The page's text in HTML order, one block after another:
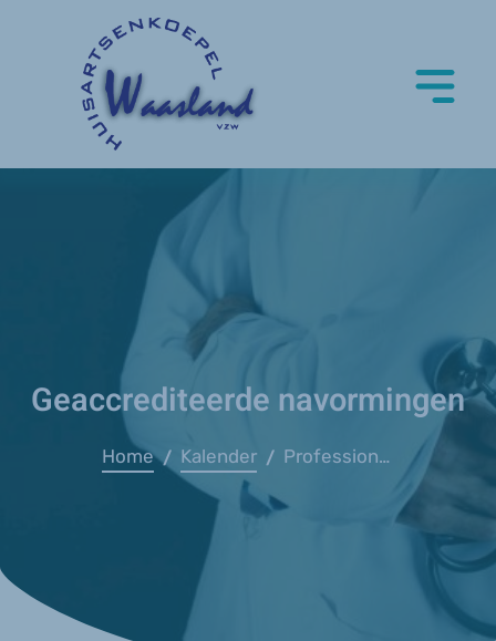
Geaccrediteerde navormingen
Home / Kalender / Professioneel telefoneren en efficiënte informatieoverdracht